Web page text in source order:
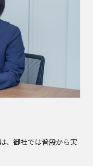
、御社では普段から実